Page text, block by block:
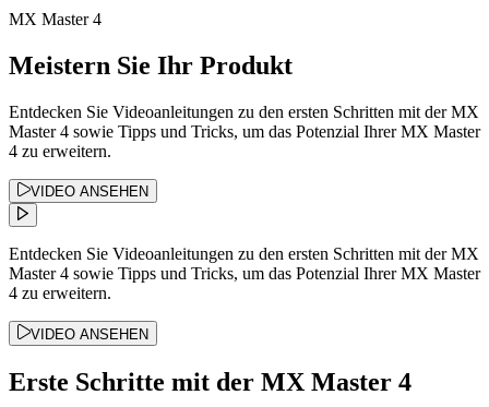
MX Master 4
Meistern Sie Ihr Produkt
Entdecken Sie Videoanleitungen zu den ersten Schritten mit der MX
Master 4 sowie Tipps und Tricks, um das Potenzial Ihrer MX Master
4 zu erweitern.
VIDEO ANSEHEN
Entdecken Sie Videoanleitungen zu den ersten Schritten mit der MX
Master 4 sowie Tipps und Tricks, um das Potenzial Ihrer MX Master
4 zu erweitern.
VIDEO ANSEHEN
Erste Schritte mit der MX Master 4